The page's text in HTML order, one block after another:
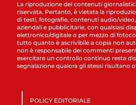
La riproduzione dei contenuti
riservata. Pertanto, è vietata la
di testi, fotografie, contenuti audio/
aziendali e pubblicitarie, con qualsiasi
elettronico/digitale o per mezzo di
tutto quanto è ascrivibile a copia non
non è responsabile dei commenti
esercitare un controllo continuo resta
segnalazione qualora gli stessi risultano
POLICY EDITORIALE